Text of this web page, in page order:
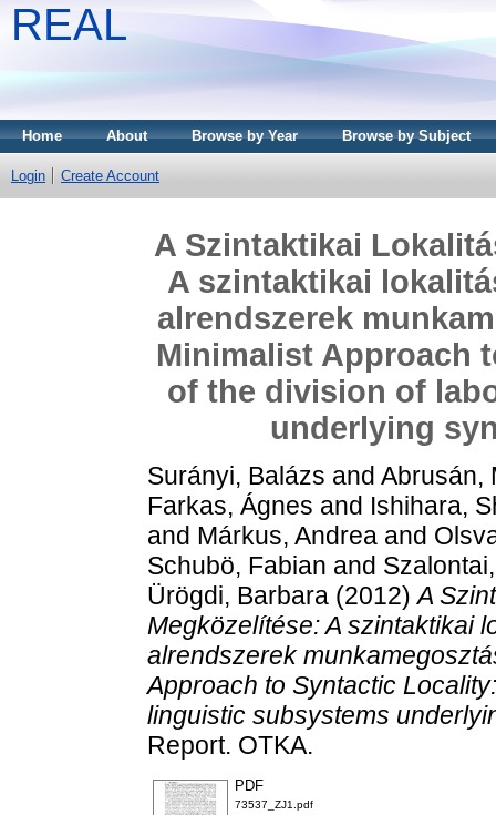
REAL
Home About Browse by Year Browse by Subject
Login Create Account
A Szintaktikai
A szintaktikai
alrendszerek
Minimalist Approach
of the division of
underlying
Surányi, Balázs and Abrusán,
Farkas, Ágnes and Ishihara,
and Márkus, Andrea and
Schubö, Fabian and
Ürögdi, Barbara (2012)A
Megközelítése: A szintaktikai
alrendszerek
Approach to Syntactic
linguistic subsystems
Report. OTKA.
PDF
73537_ZJ1.pdf